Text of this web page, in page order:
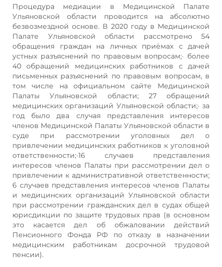
Процедура медиации в Медицинской Палате
Ульяновской области проводится на абсолютно
безвозмездной основе. В 2020 году в Медицинской
Палате Ульяновской области рассмотрено 54
обращения граждан на личных приёмах с дачей
устных разъяснений по правовым вопросам;· более
40 обращений медицинских работников с дачей
письменных разъяснений по правовым вопросам, в
том числе на официальном сайте Медицинской
Палаты Ульяновской области; 27 обращений
медицинских организаций Ульяновской области;· за
год было два случая представления интересов
членов Медицинской Палаты Ульяновской области в
суде при рассмотрении уголовных дел о
привлечении медицинских работников к уголовной
ответственности;·16 случаев представления
интересов членов Палаты при рассмотрении дел о
привлечении к административной ответственности;
6 случаев представления интересов членов Палаты
и медицинских организаций Ульяновской области
при рассмотрении гражданских дел в судах общей
юрисдикции по защите трудовых прав (в основном
это касается дел об обжаловании действий
Пенсионного Фонда РФ по отказу в назначении
медицинским работникам досрочной трудовой
пенсии).